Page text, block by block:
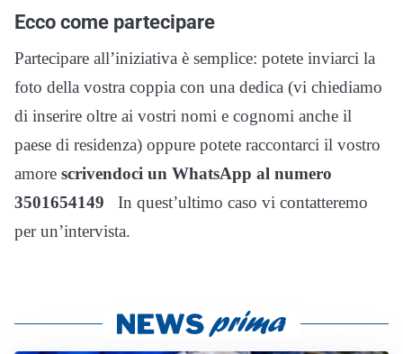
Ecco come partecipare
Partecipare all’iniziativa è semplice: potete inviarci la
foto della vostra coppia con una dedica (vi chiediamo
di inserire oltre ai vostri nomi e cognomi anche il
paese di residenza) oppure potete raccontarci il vostro
amore scrivendoci un WhatsApp al numero
3501654149 In quest’ultimo caso vi contatteremo
per un’intervista.